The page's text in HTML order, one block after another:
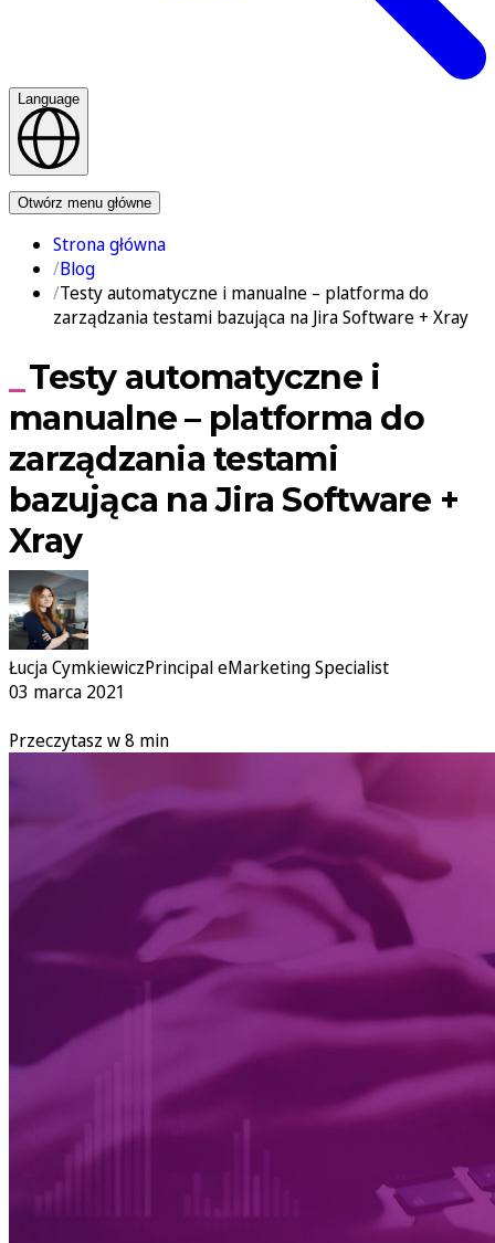
Language
Otwórz menu główne
Strona główna
Blog
Testy automatyczne i manualne – platforma do
zarządzania testami bazująca na Jira Software + Xray
Testy automatyczne i
manualne – platforma do
zarządzania testami
bazująca na Jira Software +
Xray
Łucja CymkiewiczPrincipal eMarketing Specialist
03 marca 2021
Przeczytasz w 8 min